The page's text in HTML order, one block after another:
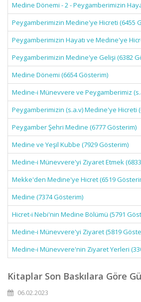
Medine Dönemi - 2 - Peygamberimizin
Peygamberimizin Medine'ye Hicreti (6455
Peygamberimizin Hayatı ve Medine'ye
Peygamberimizin Medine'ye Gelişi (6382
Medine Dönemi (6654 Gösterim)
Medine-i Münevvere ve Peygamberimiz
Peygamberimizin (s.a.v) Medine'ye Hicreti
Peygamber Şehri Medine (6777 Gösterim)
Medine ve Yeşil Kubbe (7929 Gösterim)
Medine-i Münevvere'yi Ziyaret Etmek
Mekke'den Medine'ye Hicret (6519
Medine (7374 Gösterim)
Hicret-i Nebi'nin Medine Bölümü (5791
Medine-i Münevvere'yi Ziyaret (5819
Medine-i Münevvere'nin Ziyaret Yerleri
Kitaplar Son Baskılara Göre
06.02.2023